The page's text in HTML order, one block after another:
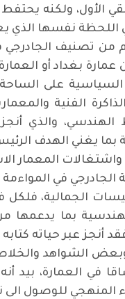
الأول، ولكنه
اللحظة نفسها الذي
من تصنيف الجادرجي
عمارة بغداد أو
السياسية على
الفنية
الهندسي، والذي
بما يغني الهدف
واشتغالات المعمار
الجادرجي في
الجمالية، فلكل
بما
أنجز عبر حياته
الشواهد
في العمارة، بيد
المنهجي للوصول